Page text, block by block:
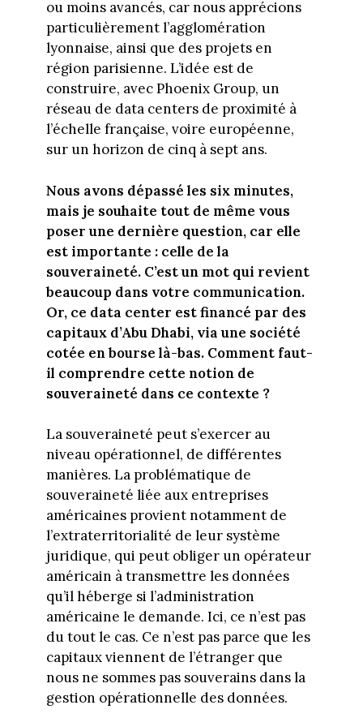
ou moins avancés, car nous apprécions
particulièrement l’agglomération
lyonnaise, ainsi que des projets en
région parisienne. L’idée est de
construire, avec Phoenix Group, un
réseau de data centers de proximité à
l’échelle française, voire européenne,
sur un horizon de cinq à sept ans.
Nous avons dépassé les six minutes,
mais je souhaite tout de même vous
poser une dernière question, car elle
est importante : celle de la
souveraineté. C’est un mot qui revient
beaucoup dans votre communication.
Or, ce data center est financé par des
capitaux d’Abu Dhabi, via une société
cotée en bourse là-bas. Comment faut-
il comprendre cette notion de
souveraineté dans ce contexte ?
La souveraineté peut s’exercer au
niveau opérationnel, de différentes
manières. La problématique de
souveraineté liée aux entreprises
américaines provient notamment de
l’extraterritorialité de leur système
juridique, qui peut obliger un opérateur
américain à transmettre les données
qu’il héberge si l’administration
américaine le demande. Ici, ce n’est pas
du tout le cas. Ce n’est pas parce que les
capitaux viennent de l’étranger que
nous ne sommes pas souverains dans la
gestion opérationnelle des données.